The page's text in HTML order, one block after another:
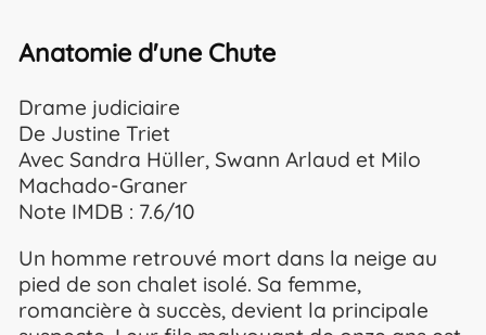
Anatomie d'une Chute
Drame judiciaire
De Justine Triet
Avec Sandra Hüller, Swann Arlaud et Milo
Machado-Graner
Note IMDB : 7.6/10
Un homme retrouvé mort dans la neige au
pied de son chalet isolé. Sa femme,
romancière à succès, devient la principale